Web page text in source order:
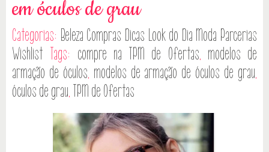
em óculos de grau
Categorias: Beleza Compras Dicas Look do Dia Moda Parcerias
Wishlist Tags: compre na TPM de Ofertas, modelos de
armação de óculos, modelos de armação de óculos de grau,
óculos de grau, TPM de Ofertas